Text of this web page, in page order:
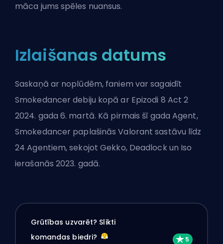
māca jums spēles nuansus.
Izlaišanas datums
Saskaņā ar noplūdēm, faniem var sagaidīt
Smokedancer debiju kopā ar Epizodi 8 Act 2
2024. gada 6. martā. Kā pirmais šī gada Agent,
Smokedancer paplašinās Valorant sastāvu līdz
24 Agentiem, sekojot Gekko, Deadlock un Iso
ierašanās 2023. gadā.
Grūtības uzvarēt? Slikti
komandas biedri?